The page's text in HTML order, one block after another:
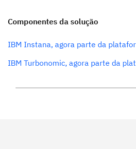
Componentes da solução
IBM Instana, agora parte da
IBM Turbonomic, agora parte da